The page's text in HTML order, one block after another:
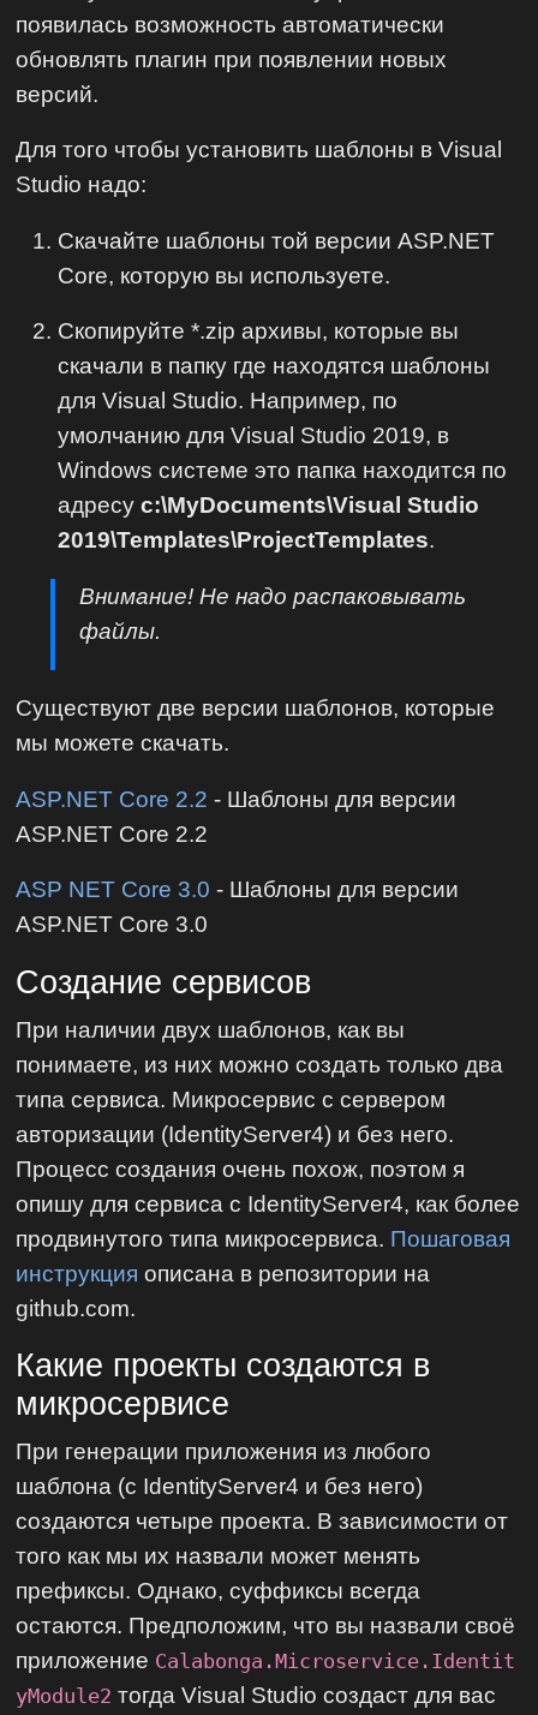
появилась возможность автоматически
обновлять плагин при появлении новых
версий.
Для того чтобы установить шаблоны в Visual
Studio надо:
Скачайте шаблоны той версии ASP.NET
Core, которую вы используете.
Скопируйте *.zip архивы, которые вы
скачали в папку где находятся шаблоны
для Visual Studio. Например, по
умолчанию для Visual Studio 2019, в
Windows системе это папка находится по
адресуc:\MyDocuments\Visual Studio
2019\Templates\ProjectTemplates.
Внимание! Не надо распаковывать
файлы.
Существуют две версии шаблонов, которые
мы можете скачать.
ASP.NET Core 2.2 - Шаблоны для версии
ASP.NET Core 2.2
ASP NET Core 3.0 - Шаблоны для версии
ASP.NET Core 3.0
Создание сервисов
При наличии двух шаблонов, как вы
понимаете, из них можно создать только два
типа сервиса. Микросервис с сервером
авторизации (IdentityServer4) и без него.
Процесс создания очень похож, поэтом я
опишу для сервиса с IdentityServer4, как более
продвинутого типа микросервиса. Пошаговая
инструкция описана в репозитории на
github.com.
Какие проекты создаются в
микросервисе
При генерации приложения из любого
шаблона (с IdentityServer4 и без него)
создаются четыре проекта. В зависимости от
того как мы их назвали может менять
префиксы. Однако, суффиксы всегда
остаются. Предположим, что вы назвали своё
приложение Calabonga.Microservice.Identit
yModule2 тогда Visual Studio создаст для вас